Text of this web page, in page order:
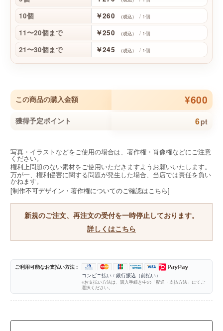
10個 ￥260 （税込） / 1個
11〜20個まで ￥250 （税込） / 1個
21〜30個まで ￥245 （税込） / 1個
この商品の購入金額 ¥600
獲得予定ポイント 6pt
写真・イラストなどをご使用の場合は、著作権・肖像権などにご注意
ください。
権利上問題のない素材をご使用いただきますようお願いいたします。
万が一、権利侵害に関する問題が発生した場合、当店では責任を負い
かねます。
[制作不可デザイン・著作権についてのご確認はこちら]
新規のご注文、再注文の受付を一時停止しております。
詳しくはこちら
ご利用可能なお支払い方法 :
コンビニ払い / 銀行振込（前払い）
※お支払い方法は、購入手続き中の「配送・支払方法」にてご
選択ください。